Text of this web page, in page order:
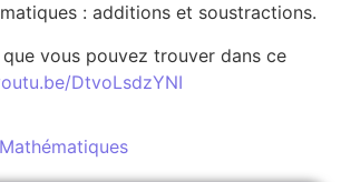
: additions et soustractions.
vous pouvez trouver dans ce
DtvoLsdzYNI
Mathématiques